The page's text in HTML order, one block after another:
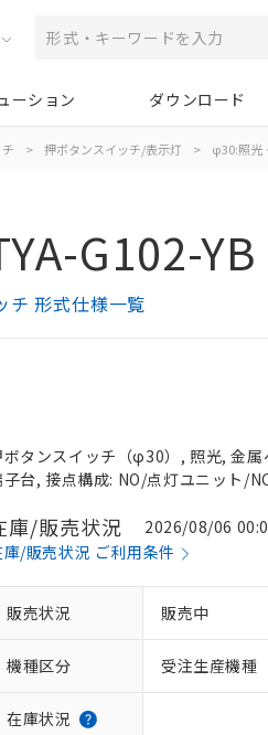
ーション ダウンロード
> 押ボタンスイッチ/表示灯 > φ30:照光
G102-YB
チ 形式仕様一覧
ボタンスイッチ（φ30）, 照光, 金
子台, 接点構成: NO/点灯ユニット/
庫/販売状況
2026/08/06
庫/販売状況 ご利用条件
販売状況 販売中
機種区分 受注生産機種
在庫状況